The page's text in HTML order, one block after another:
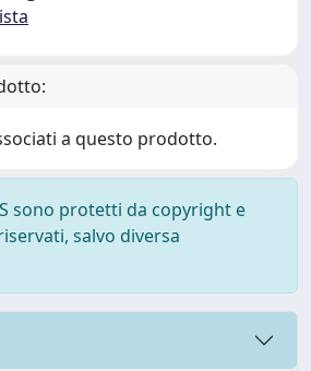
a questo prodotto.
sono protetti da copyright e
salvo diversa